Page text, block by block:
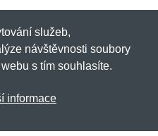
služeb,
návštěvnosti soubory
s tím souhlasíte.
informace